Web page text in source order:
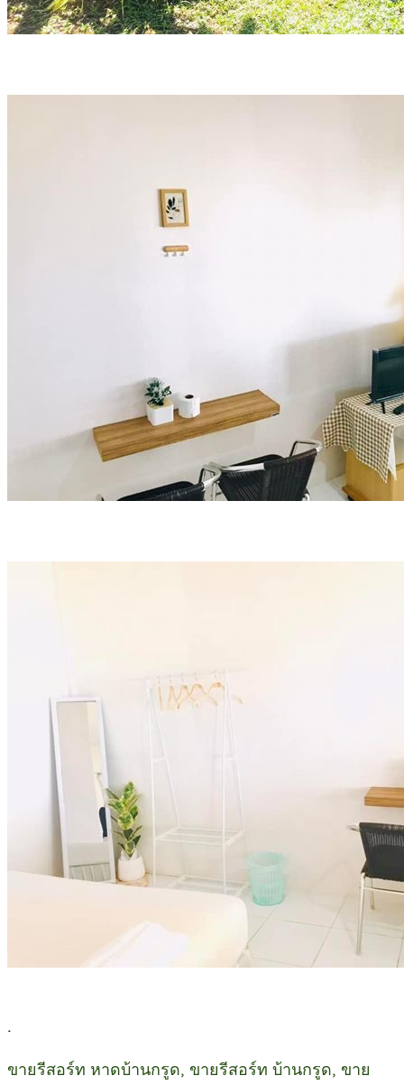
.
ขายรีสอร์ท หาดบ้านกรูด, ขายรีสอร์ท บ้านกรูด, ขาย